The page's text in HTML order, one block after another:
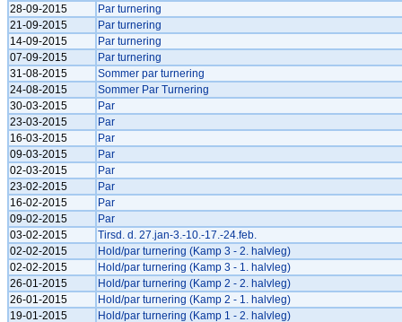
28-09-2015
Par turnering
21-09-2015
Par turnering
14-09-2015
Par turnering
07-09-2015
Par turnering
31-08-2015
Sommer par turnering
24-08-2015
Sommer Par Turnering
30-03-2015
Par
23-03-2015
Par
16-03-2015
Par
09-03-2015
Par
02-03-2015
Par
23-02-2015
Par
16-02-2015
Par
09-02-2015
Par
03-02-2015
Tirsd. d. 27.jan-3.-10.-17.-24.feb.
02-02-2015
Hold/par turnering (Kamp 3 - 2. halvleg)
02-02-2015
Hold/par turnering (Kamp 3 - 1. halvleg)
26-01-2015
Hold/par turnering (Kamp 2 - 2. halvleg)
26-01-2015
Hold/par turnering (Kamp 2 - 1. halvleg)
19-01-2015
Hold/par turnering (Kamp 1 - 2. halvleg)